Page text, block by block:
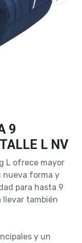
9
L NV
L ofrece mayor
nueva forma y
para hasta 9
llevar también
y un